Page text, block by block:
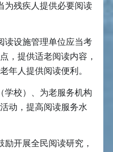
为残疾人提供必要阅读
设施管理单位应当考
，提供适老阅读内容，
年人提供阅读便利。
学校）、为老服务机构
动，提高阅读服务水
开展全民阅读研究，